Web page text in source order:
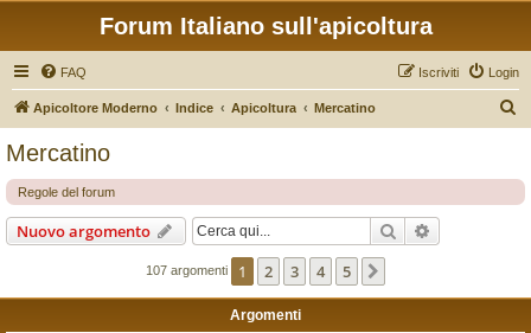
Forum Italiano sull'apicoltura
FAQ Login
Iscriviti
Apicoltore Moderno Indice Apicoltura Mercatino
Mercatino
Regole del forum
Nuovo argomento Cerca
107 argomenti 1 2 3 4 5
Argomenti